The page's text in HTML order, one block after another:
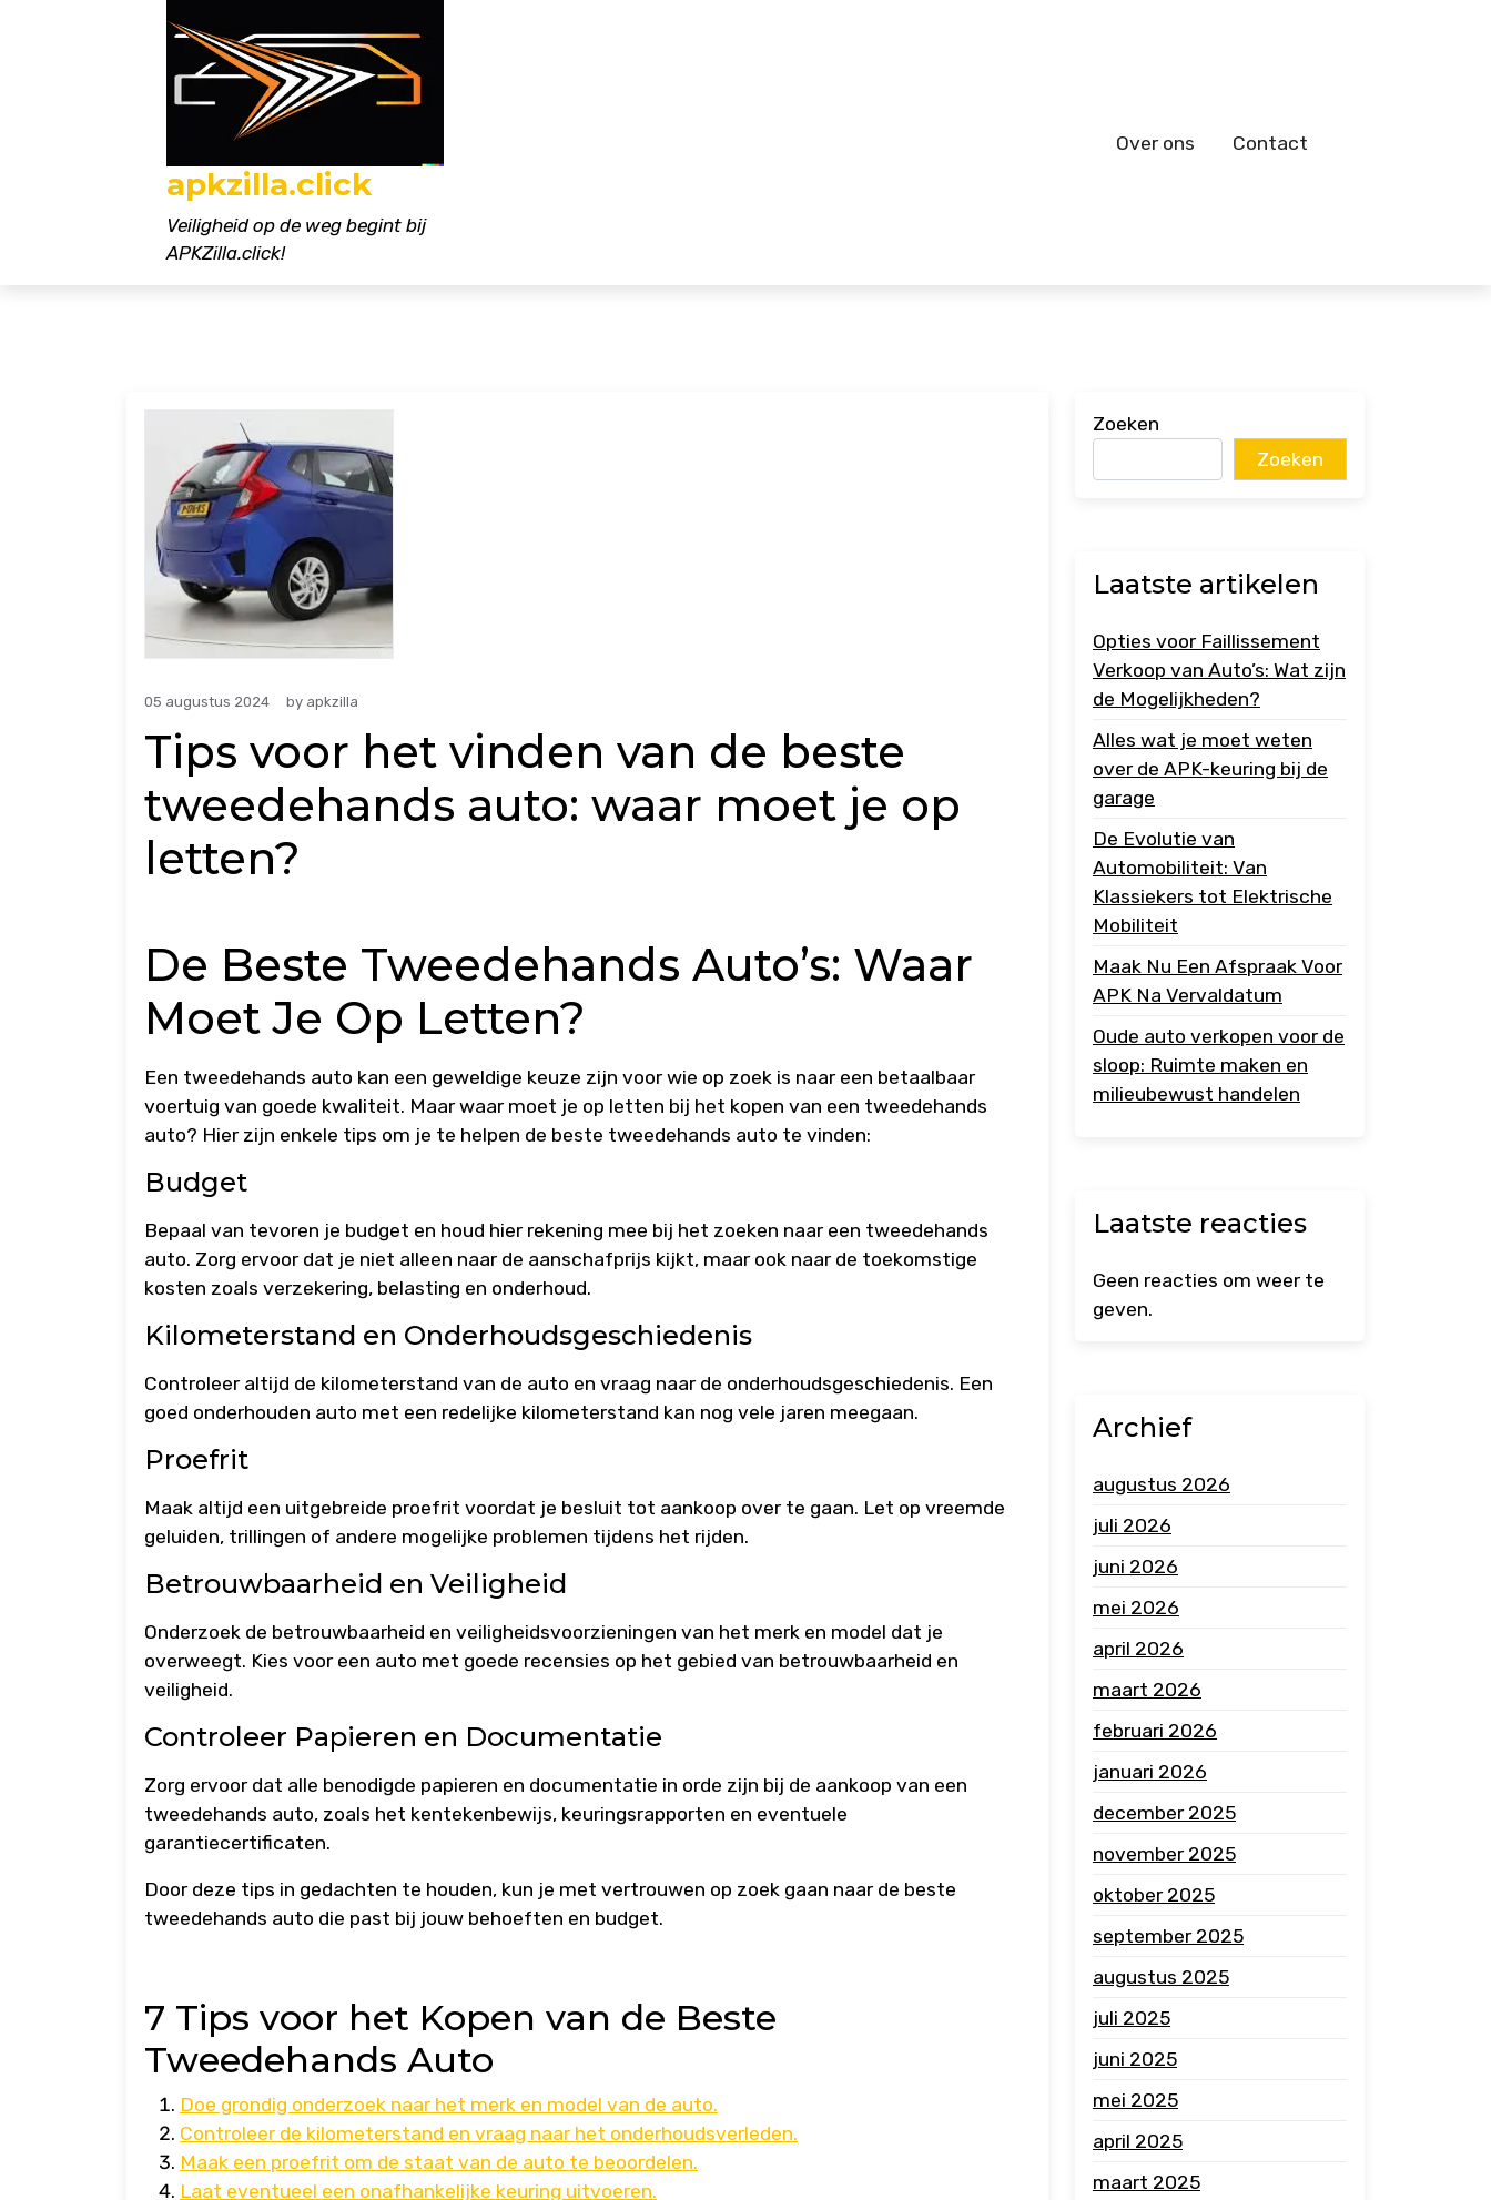
apkzilla.click
Veiligheid op de weg begint bij
APKZilla.click!
Over ons Contact
05 augustus 2024 by apkzilla
Tips voor het vinden van de beste
tweedehands auto: waar moet je op
letten?
De Beste Tweedehands Auto’s: Waar
Moet Je Op Letten?
Een tweedehands auto kan een geweldige keuze zijn voor wie op zoek is naar een betaalbaar
voertuig van goede kwaliteit. Maar waar moet je op letten bij het kopen van een tweedehands
auto? Hier zijn enkele tips om je te helpen de beste tweedehands auto te vinden:
Budget
Bepaal van tevoren je budget en houd hier rekening mee bij het zoeken naar een tweedehands
auto. Zorg ervoor dat je niet alleen naar de aanschafprijs kijkt, maar ook naar de toekomstige
kosten zoals verzekering, belasting en onderhoud.
Kilometerstand en Onderhoudsgeschiedenis
Controleer altijd de kilometerstand van de auto en vraag naar de onderhoudsgeschiedenis. Een
goed onderhouden auto met een redelijke kilometerstand kan nog vele jaren meegaan.
Proefrit
Maak altijd een uitgebreide proefrit voordat je besluit tot aankoop over te gaan. Let op vreemde
geluiden, trillingen of andere mogelijke problemen tijdens het rijden.
Betrouwbaarheid en Veiligheid
Onderzoek de betrouwbaarheid en veiligheidsvoorzieningen van het merk en model dat je
overweegt. Kies voor een auto met goede recensies op het gebied van betrouwbaarheid en
veiligheid.
Controleer Papieren en Documentatie
Zorg ervoor dat alle benodigde papieren en documentatie in orde zijn bij de aankoop van een
tweedehands auto, zoals het kentekenbewijs, keuringsrapporten en eventuele
garantiecertificaten.
Door deze tips in gedachten te houden, kun je met vertrouwen op zoek gaan naar de beste
tweedehands auto die past bij jouw behoeften en budget.
7 Tips voor het Kopen van de Beste
Tweedehands Auto
Doe grondig onderzoek naar het merk en model van de auto.
Controleer de kilometerstand en vraag naar het onderhoudsverleden.
Maak een proefrit om de staat van de auto te beoordelen.
Laat eventueel een onafhankelijke keuring uitvoeren.
Zoeken
Zoeken
Laatste artikelen
Opties voor Faillissement
Verkoop van Auto’s: Wat zijn
de Mogelijkheden?
Alles wat je moet weten
over de APK-keuring bij de
garage
De Evolutie van
Automobiliteit: Van
Klassiekers tot Elektrische
Mobiliteit
Maak Nu Een Afspraak Voor
APK Na Vervaldatum
Oude auto verkopen voor de
sloop: Ruimte maken en
milieubewust handelen
Laatste reacties
Geen reacties om weer te
geven.
Archief
augustus 2026
juli 2026
juni 2026
mei 2026
april 2026
maart 2026
februari 2026
januari 2026
december 2025
november 2025
oktober 2025
september 2025
augustus 2025
juli 2025
juni 2025
mei 2025
april 2025
maart 2025